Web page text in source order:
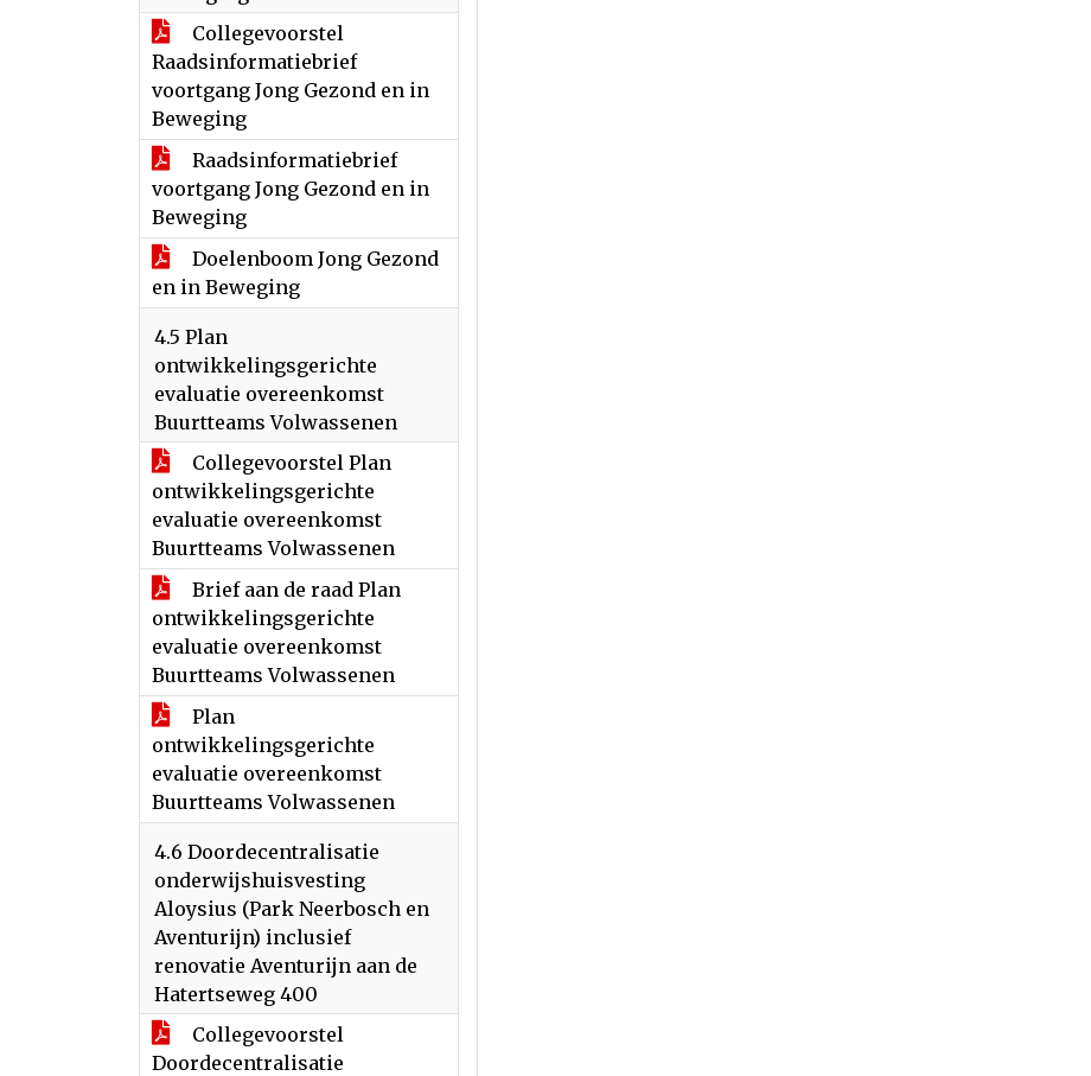
Collegevoorstel
Raadsinformatiebrief
voortgang Jong Gezond en in
Beweging
Raadsinformatiebrief
voortgang Jong Gezond en in
Beweging
Doelenboom Jong Gezond
en in Beweging
4.5 Plan
ontwikkelingsgerichte
evaluatie overeenkomst
Buurtteams Volwassenen
Collegevoorstel Plan
ontwikkelingsgerichte
evaluatie overeenkomst
Buurtteams Volwassenen
Brief aan de raad Plan
ontwikkelingsgerichte
evaluatie overeenkomst
Buurtteams Volwassenen
Plan
ontwikkelingsgerichte
evaluatie overeenkomst
Buurtteams Volwassenen
4.6 Doordecentralisatie
onderwijshuisvesting
Aloysius (Park Neerbosch en
Aventurijn) inclusief
renovatie Aventurijn aan de
Hatertseweg 400
Collegevoorstel
Doordecentralisatie